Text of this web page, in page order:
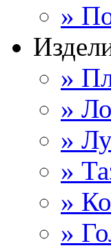
»
»
»
»
»
»
»